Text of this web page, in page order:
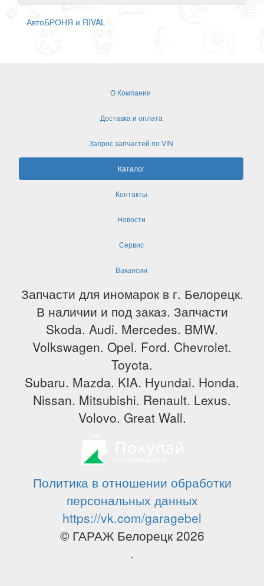
АвтоБРОНЯ и RIVAL
О Компании
Доставка и оплата
Запрос запчастей по VIN
Каталог
Контакты
Новости
Сервис
Вакансии
Запчасти для иномарок в г. Белорецк.
В наличии и под заказ. Запчасти
Skoda. Audi. Mercedes. BMW.
Volkswagen. Opel. Ford. Chevrolet.
Toyota.
Subaru. Mazda. KIA. Hyundai. Honda.
Nissan. Mitsubishi. Renault. Lexus.
Volovo. Great Wall.
Политика в отношении обработки
персональных данных
https://vk.com/garagebel
© ГАРАЖ Белорецк 2026
.